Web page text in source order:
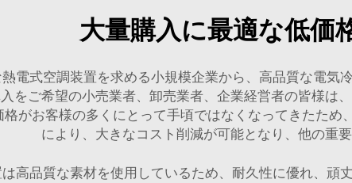
大量購入に最適な低価
電式空調装置を求める小規模企業から、高品質な電
をご希望の小売業者、卸売業者、企業経営者の皆様は
がお客様の多くにとって手頃ではなくなってきたため
により、大きなコスト削減が可能となり、他の重
高品質な素材を使用しているため、耐久性に優れ、